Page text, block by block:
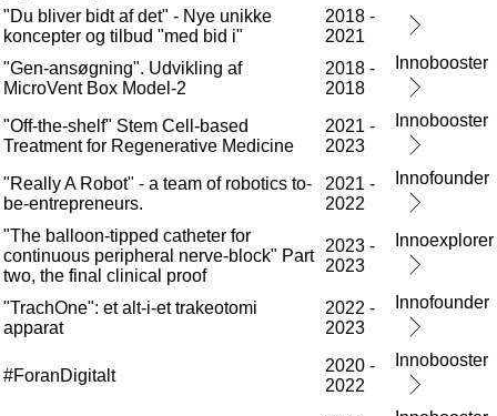
"Du bliver bidt af det" - Nye unikke
koncepter og tilbud "med bid i"
2018 -
2021
"Gen-ansøgning". Udvikling af
MicroVent Box Model-2
2018 -
2018
Innobooster
"Off-the-shelf" Stem Cell-based
Treatment for Regenerative Medicine
2021 -
2023
Innobooster
"Really A Robot" - a team of robotics to-
be-entrepreneurs.
2021 -
2022
Innofounder
"The balloon-tipped catheter for
continuous peripheral nerve-block" Part
two, the final clinical proof
2023 -
2023
Innoexplorer
"TrachOne": et alt-i-et trakeotomi
apparat
2022 -
2023
Innofounder
#ForanDigitalt
2020 -
2022
Innobooster